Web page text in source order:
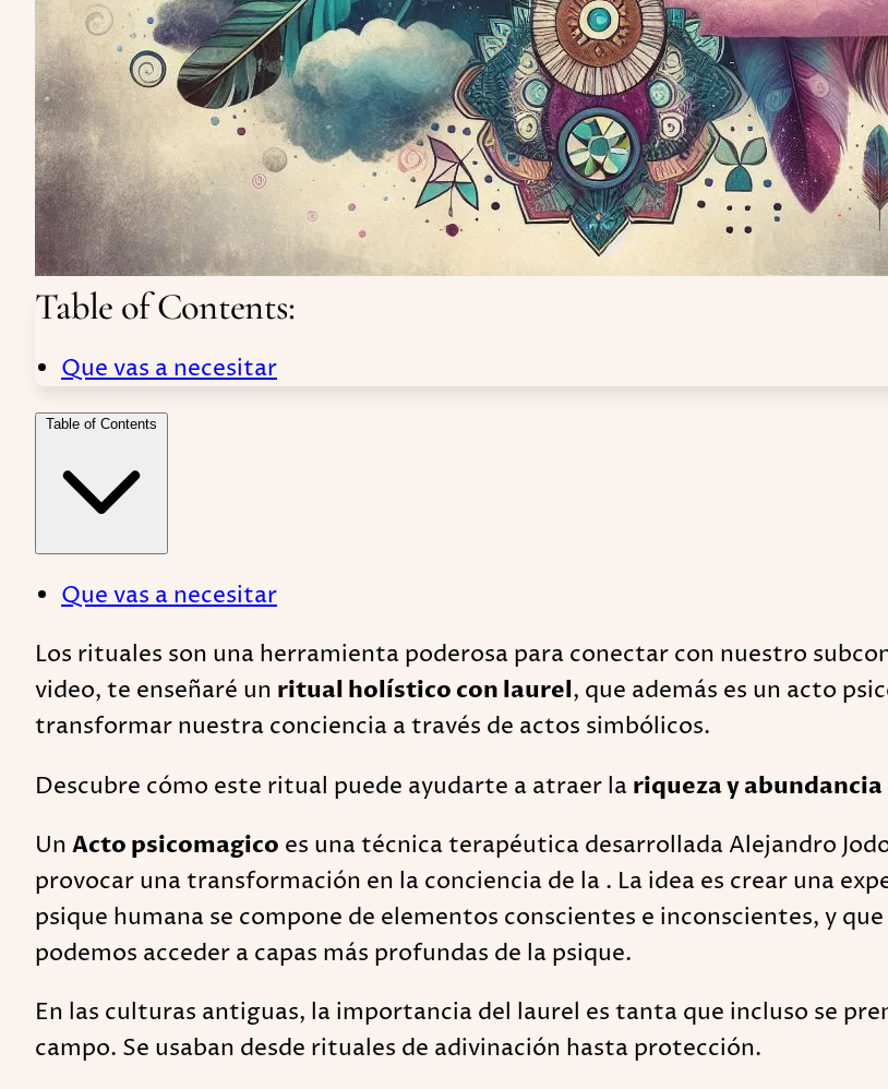
Table of Contents:
Que vas a necesitar
Table of Contents
Que vas a necesitar
Los rituales son una herramienta poderosa para conectar con nuestro
video, te enseñaré un ritual holístico con laurel, que además es un acto
transformar nuestra conciencia a través de actos simbólicos.
Descubre cómo este ritual puede ayudarte a atraer la riqueza y abundancia
Un Acto psicomagico es una técnica terapéutica desarrollada Alejandro
provocar una transformación en la conciencia de la . La idea es crear una
psique humana se compone de elementos conscientes e inconscientes, y
podemos acceder a capas más profundas de la psique.
En las culturas antiguas, la importancia del laurel es tanta que incluso se
campo. Se usaban desde rituales de adivinación hasta protección.